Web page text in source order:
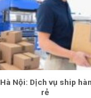
Nội: Dịch vụ ship
rẻ